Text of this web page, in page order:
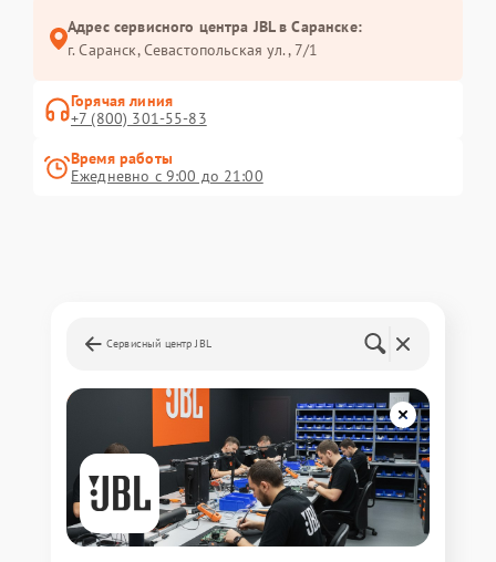
Адрес сервисного центра JBL в Саранске:
г. Саранск, Севастопольская ул., 7/1
Горячая линия
+7 (800) 301-55-83
Время работы
Ежедневно с 9:00 до 21:00
Сервисный центр JBL